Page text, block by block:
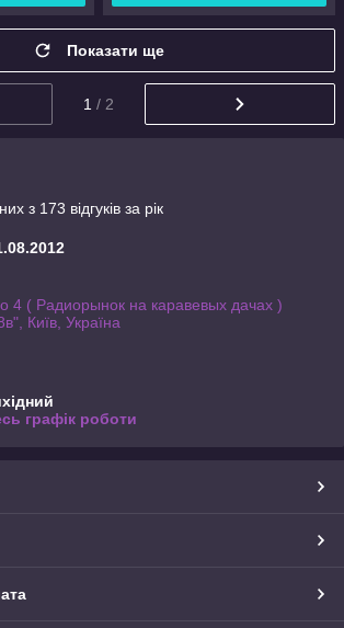
Показати ще
1 / 2
з 173 відгуків за рік
4 ( Радиорынок на каравевых дачах )
Київ, Україна
графік роботи